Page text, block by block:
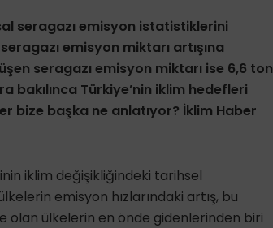
seragazı emisyon istatistiklerini
emisyon miktarı artışına
seragazı emisyon miktarı ise 6,6 ton
Türkiye’nin iklim hedefleri
bize başka ne anlatıyor? İklim Haber
iklim değişikliğindeki tarihsel
emisyon hızlarındaki artış, bu
olan ülkelerin en önde gidenlerinden biri